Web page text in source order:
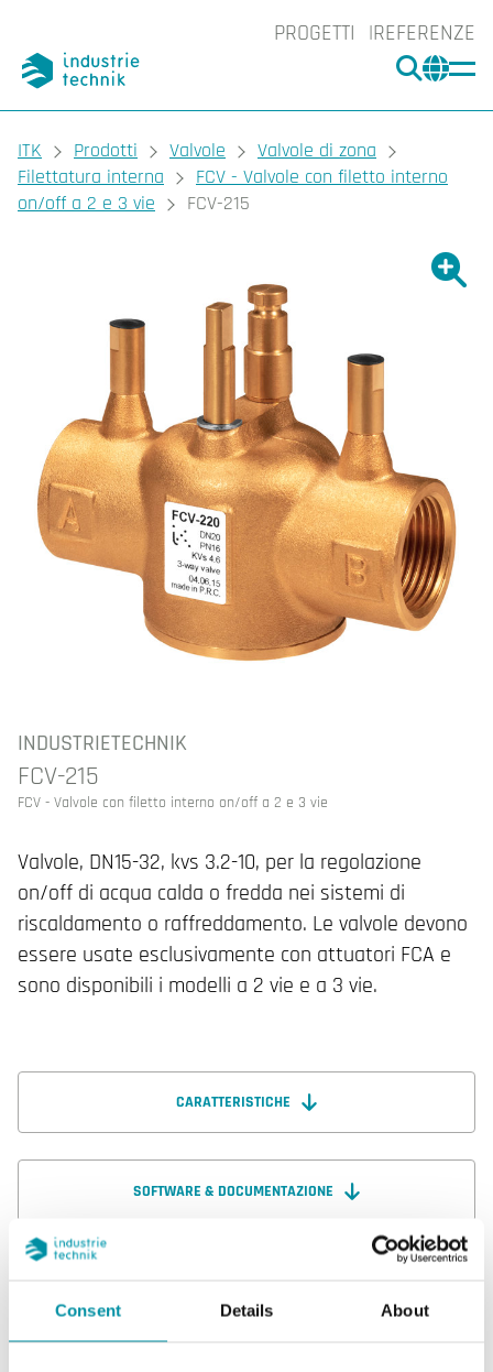
Consent Details About
PROGETTI REFERENZE
CERCA
You are here:
ITK Prodotti Valvole
Valvole di zona
Filettatura interna
FCV - Valvole con filetto interno
on/off a 2 e 3 vie
FCV-215
INDUSTRIETECHNIK
FCV-215
FCV - Valvole con filetto interno on/off a 2 e 3 vie
Valvole, DN15-32, kvs 3.2-10, per la regolazione
on/off di acqua calda o fredda nei sistemi di
riscaldamento o raffreddamento. Le valvole devono
essere usate esclusivamente con attuatori FCA e
sono disponibili i modelli a 2 vie e a 3 vie.
CARATTERISTICHE
SOFTWARE & DOCUMENTAZIONE
Caratteristiche